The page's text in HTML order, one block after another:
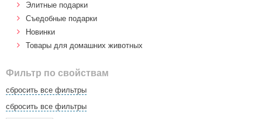
Элитные подарки
Cъедобные подарки
Новинки
Товары для домашних животных
Фильтр по свойствам
сбросить все фильтры
сбросить все фильтры